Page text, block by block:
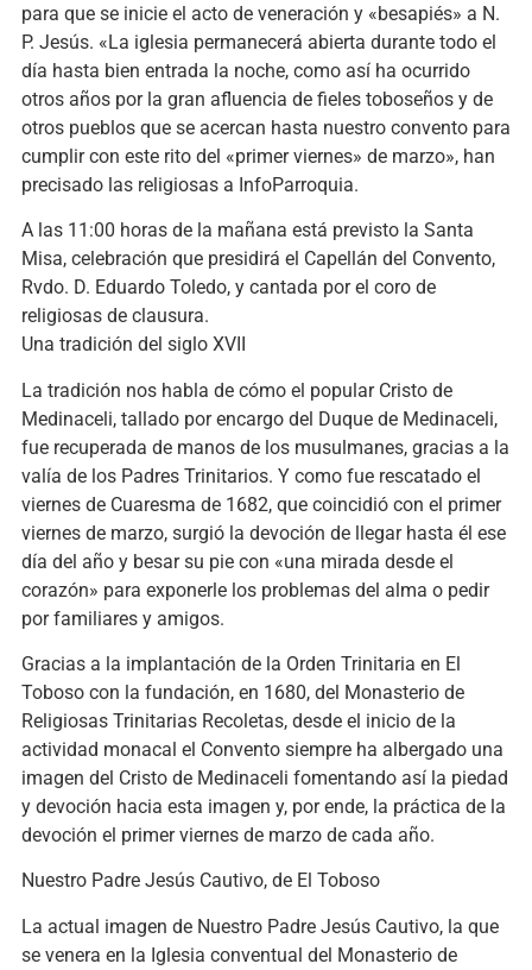
para que se inicie el acto de veneración y «besapiés» a N.
P. Jesús. «La iglesia permanecerá abierta durante todo el
día hasta bien entrada la noche, como así ha ocurrido
otros años por la gran afluencia de fieles toboseños y de
otros pueblos que se acercan hasta nuestro convento para
cumplir con este rito del «primer viernes» de marzo», han
precisado las religiosas a InfoParroquia.
A las 11:00 horas de la mañana está previsto la Santa
Misa, celebración que presidirá el Capellán del Convento,
Rvdo. D. Eduardo Toledo, y cantada por el coro de
religiosas de clausura.
Una tradición del siglo XVII
La tradición nos habla de cómo el popular Cristo de
Medinaceli, tallado por encargo del Duque de Medinaceli,
fue recuperada de manos de los musulmanes, gracias a la
valía de los Padres Trinitarios. Y como fue rescatado el
viernes de Cuaresma de 1682, que coincidió con el primer
viernes de marzo, surgió la devoción de llegar hasta él ese
día del año y besar su pie con «una mirada desde el
corazón» para exponerle los problemas del alma o pedir
por familiares y amigos.
Gracias a la implantación de la Orden Trinitaria en El
Toboso con la fundación, en 1680, del Monasterio de
Religiosas Trinitarias Recoletas, desde el inicio de la
actividad monacal el Convento siempre ha albergado una
imagen del Cristo de Medinaceli fomentando así la piedad
y devoción hacia esta imagen y, por ende, la práctica de la
devoción el primer viernes de marzo de cada año.
Nuestro Padre Jesús Cautivo, de El Toboso
La actual imagen de Nuestro Padre Jesús Cautivo, la que
se venera en la Iglesia conventual del Monasterio de